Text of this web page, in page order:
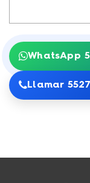
WhatsApp
Llamar